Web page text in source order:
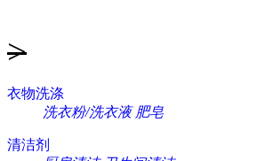
>
衣物洗涤
洗衣粉/洗衣液 肥皂
清洁剂